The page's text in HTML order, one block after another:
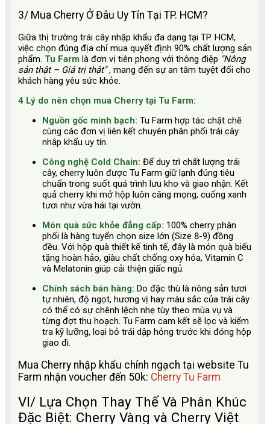
3/ Mua Cherry Ở Đâu Uy Tín Tại TP. HCM?
Giữa thị trường trái cây nhập khẩu đa dạng tại TP. HCM,
việc chọn đúng địa chỉ mua quyết định 90% chất lượng sản
phẩm. Tu Farm là đơn vị tiên phong với thông điệp "Nông
sản thật – Giá trị thật", mang đến sự an tâm tuyệt đối cho
khách hàng yêu sức khỏe.
4 Lý do nên chọn mua Cherry tại Tu Farm:
Nguồn gốc minh bạch: Tu Farm hợp tác chặt chẽ
cùng các đơn vị liên kết chuyên phân phối trái cây
nhập khẩu uy tín.
Công nghệ Cold Chain: Để duy trì chất lượng trái
cây, cherry luôn được Tu Farm giữ lạnh đúng tiêu
chuẩn trong suốt quá trình lưu kho và giao nhận. Kết
quả cherry khi mở hộp luôn căng mọng, cuống xanh
tươi như vừa hái tại vườn.
Món quà sức khỏe đẳng cấp: 100% cherry phân
phối là hàng tuyển chọn size lớn (Size 8-9) đồng
đều. Với hộp quà thiết kế tinh tế, đây là món quà biếu
tặng hoàn hảo, giàu chất chống oxy hóa, Vitamin C
và Melatonin giúp cải thiện giấc ngủ.
Chính sách bán hàng: Do đặc thù là nông sản tươi
tự nhiên, độ ngọt, hương vị hay màu sắc của trái cây
có thể có sự chênh lệch nhẹ tùy theo mùa vụ và
từng đợt thu hoạch. Tu Farm cam kết sẽ lọc và kiểm
tra kỹ lưỡng, loại bỏ trái dập hỏng trước khi đóng hộp
giao đi.
Mua Cherry nhập khẩu chính ngạch tại website Tu
Farm nhận voucher đến 50k: Cherry Tu Farm
VI/ Lựa Chọn Thay Thế Và Phân Khúc
Đặc Biệt: Cherry Vàng và Cherry Việt